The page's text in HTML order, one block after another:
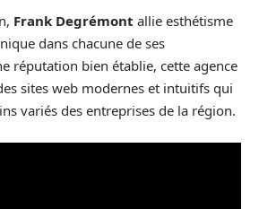
Frank Degrémont allie esthétisme
dans chacune de ses
réputation bien établie, cette agence
sites web modernes et intuitifs qui
variés des entreprises de la région.